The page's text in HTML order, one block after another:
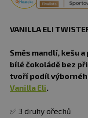
VANILLA ELI
Směs mandlí, kešu
bílé čokoládě bez
tvoří podíl
Vanilla Eli.
✅ 3 druhy ořechů